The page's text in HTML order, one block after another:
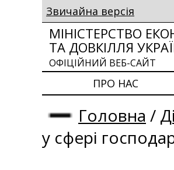
Звичайна версія
МІНІСТЕРСТВО
ТА ДОВКІЛЛЯ
ОФІЦІЙНИЙ ВЕБ-САЙТ
ПРО НАС
Головна /
у сфері